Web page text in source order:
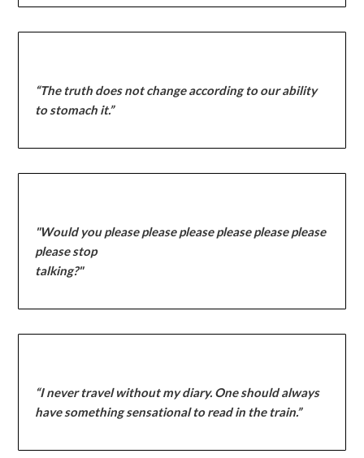
“The truth does not change according to our ability
to stomach it.”
"Would you please please please please please please
please stop
talking?"
“I never travel without my diary. One should always
have something sensational to read in the train.”